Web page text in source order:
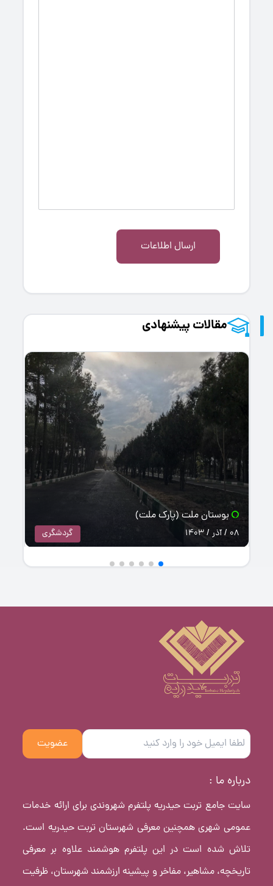
ارسال اطلاعات
مقالات پیشنهادی
(پارک ملت)
گردشگری 08 / آذر / 1403
عضویت
درباره ما :
سایت جامع تربت حیدریه پلتفرم شهروندی برای ارائه خدمات
عمومی شهری همچنین معرفی شهرستان تربت حیدریه است.
تلاش شده است در این پلتفرم هوشمند علاوه بر معرفی
تاریخچه، مشاهیر، مفاخر و پیشینه ارزشمند شهرستان، ظرفیت